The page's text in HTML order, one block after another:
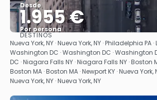
Desde
1.955 €
Por persona
Ver
DESTINOS
Nueva York, NY · Nueva York, NY · Philadelphia PA ·
Washington DC · Washington DC · Washington
DC · Niagara Falls NY · Niagara Falls NY · Boston
Boston MA · Boston MA · Newport KY · Nueva York,
Nueva York, NY · Nueva York, NY